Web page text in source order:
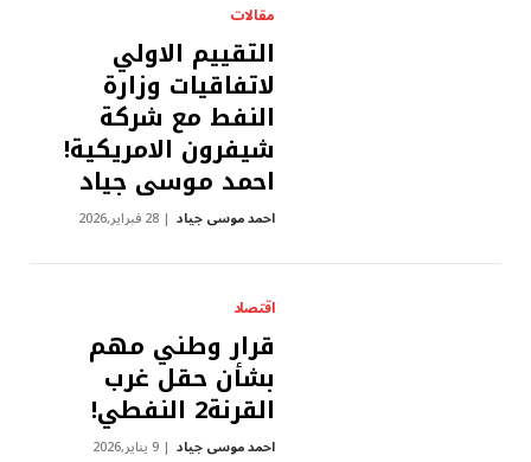
مقالات
التقييم الاولي
لاتفاقيات وزارة
النفط مع شركة
شيفرون الامريكية!
احمد موسى جياد
احمد موسى جياد 28 فبراير,2026
اقتصاد
قرار وطني مهم
بشأن حقل غرب
القرنة2 النفطي!
احمد موسى جياد 9 يناير,2026